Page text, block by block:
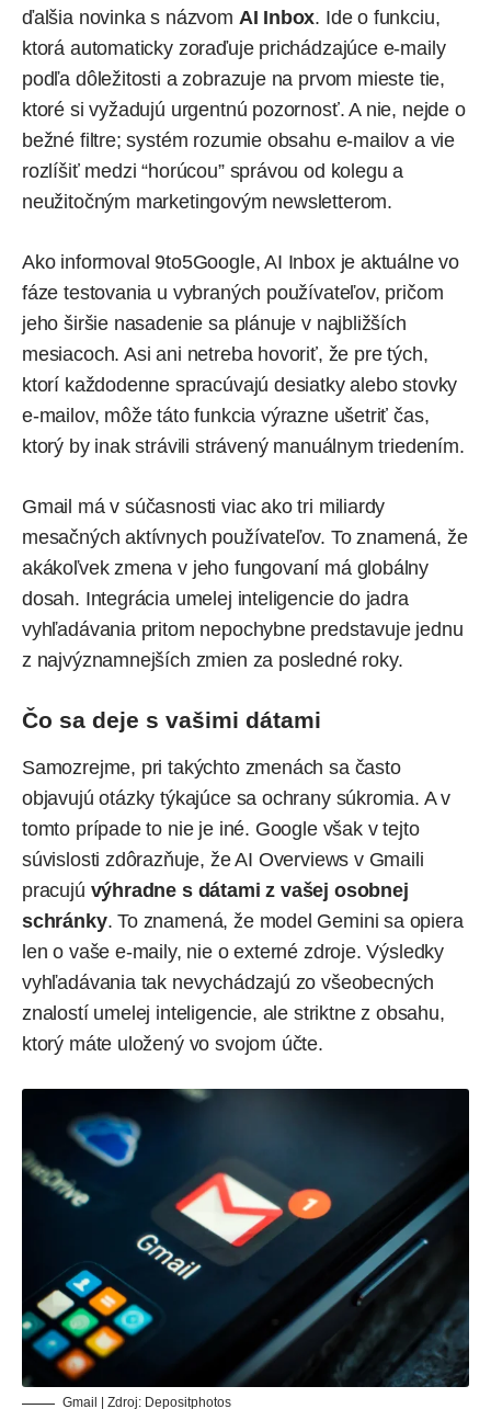
ďalšia novinka s názvom AI Inbox. Ide o funkciu,
ktorá automaticky zoraďuje prichádzajúce e-maily
podľa dôležitosti a zobrazuje na prvom mieste tie,
ktoré si vyžadujú urgentnú pozornosť. A nie, nejde o
bežné filtre; systém rozumie obsahu e-mailov a vie
rozlíšiť medzi “horúcou” správou od kolegu a
neužitočným marketingovým newsletterom.
Ako informoval 9to5Google, AI Inbox je aktuálne vo
fáze testovania u vybraných používateľov, pričom
jeho širšie nasadenie sa plánuje v najbližších
mesiacoch. Asi ani netreba hovoriť, že pre tých,
ktorí každodenne spracúvajú desiatky alebo stovky
e-mailov, môže táto funkcia výrazne ušetriť čas,
ktorý by inak strávili strávený manuálnym triedením.
Gmail má v súčasnosti viac ako tri miliardy
mesačných aktívnych používateľov. To znamená, že
akákoľvek zmena v jeho fungovaní má globálny
dosah. Integrácia umelej inteligencie do jadra
vyhľadávania pritom nepochybne predstavuje jednu
z najvýznamnejších zmien za posledné roky.
Čo sa deje s vašimi dátami
Samozrejme, pri takýchto zmenách sa často
objavujú otázky týkajúce sa ochrany súkromia. A v
tomto prípade to nie je iné. Google však v tejto
súvislosti zdôrazňuje, že AI Overviews v Gmaili
pracujú výhradne s dátami z vašej osobnej
schránky. To znamená, že model Gemini sa opiera
len o vaše e-maily, nie o externé zdroje. Výsledky
vyhľadávania tak nevychádzajú zo všeobecných
znalostí umelej inteligencie, ale striktne z obsahu,
ktorý máte uložený vo svojom účte.
Gmail | Zdroj: Depositphotos